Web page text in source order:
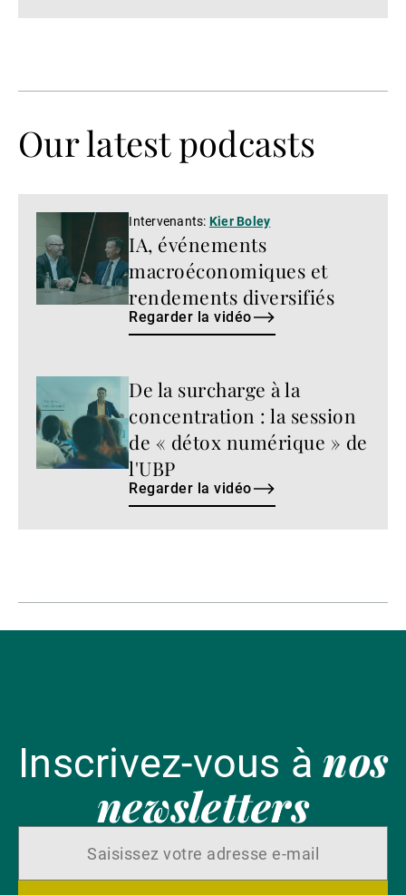
Our latest podcasts
Regarder
la
vidéo
IA, événements
macroéconomiques et
rendements diversifiés
Intervenants: Kier Boley
Regarder la vidéo
Regarder
la
vidéo
De la surcharge à la
concentration : la session
de « détox numérique » de
l'UBP
Regarder la vidéo
Inscrivez-vous ànos
newsletters